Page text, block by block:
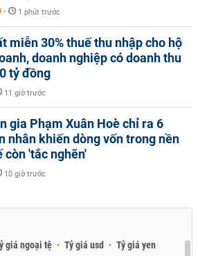
- 1 phút trước
miễn 30% thuế thu nhập cho hộ
doanh nghiệp có doanh thu
tỷ đồng
11 giờ trước
gia Phạm Xuân Hoè chỉ ra 6
nhân khiến dòng vốn trong nền
còn 'tắc nghẽn'
10 giờ trước
giá ngoại tệ Tỷ giá usd
Tỷ giá yen